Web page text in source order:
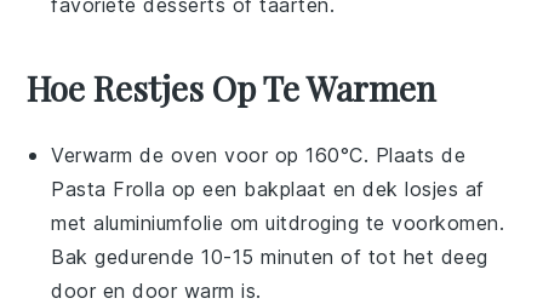
Hoe Restjes Op Te Warmen
Verwarm de oven voor op 160°C. Plaats de
Pasta Frolla op een bakplaat en dek losjes af
met aluminiumfolie om uitdroging te voorkomen.
Bak gedurende 10-15 minuten of tot het deeg
door en door warm is.